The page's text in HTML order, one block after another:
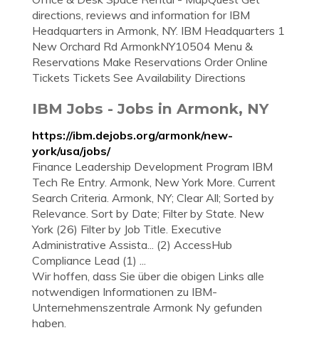
directions, reviews and information for IBM
Headquarters in Armonk, NY. IBM Headquarters 1
New Orchard Rd ArmonkNY10504 Menu &
Reservations Make Reservations Order Online
Tickets Tickets See Availability Directions
IBM Jobs - Jobs in Armonk, NY
https://ibm.dejobs.org/armonk/new-
york/usa/jobs/
Finance Leadership Development Program IBM
Tech Re Entry. Armonk, New York More. Current
Search Criteria. Armonk, NY; Clear All; Sorted by
Relevance. Sort by Date; Filter by State. New
York (26) Filter by Job Title. Executive
Administrative Assista... (2) AccessHub
Compliance Lead (1) ...
Wir hoffen, dass Sie über die obigen Links alle
notwendigen Informationen zu IBM-
Unternehmenszentrale Armonk Ny gefunden
haben.